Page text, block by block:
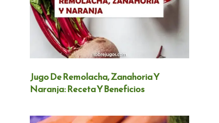
Jugo De Remolacha, Zanahoria Y
Naranja: Receta Y Beneficios